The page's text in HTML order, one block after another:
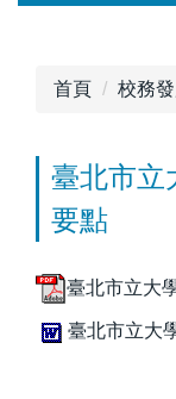
首頁 校務
臺北市立
要點
臺北市立大
臺北市立大